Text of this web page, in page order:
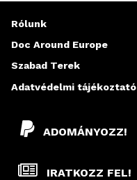
ADOMÁNYOZZ!
IRATKOZZ FEL!
Rólunk
Doc Around Europe
Szabad Terek
Adatvédelmi tájékoztató